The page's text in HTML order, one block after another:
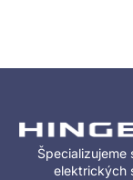
elektrických